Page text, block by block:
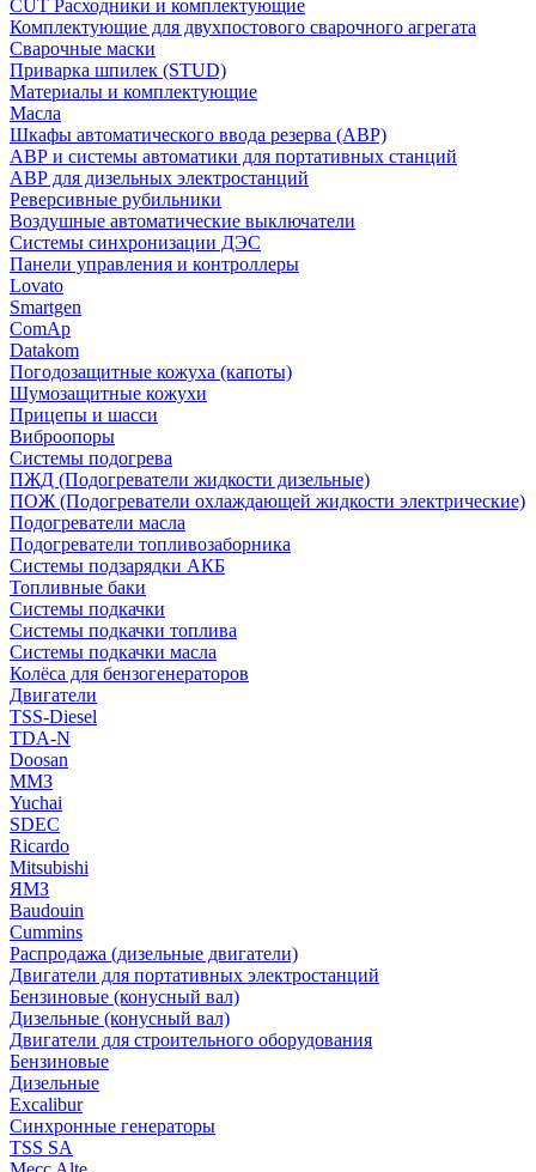
CUT Расходники и комплектующие
Комплектующие для двухпостового сварочного агрегата
Сварочные маски
Приварка шпилек (STUD)
Материалы и комплектующие
Масла
Шкафы автоматического ввода резерва (АВР)
АВР и системы автоматики для портативных станций
АВР для дизельных электростанций
Реверсивные рубильники
Воздушные автоматические выключатели
Системы синхронизации ДЭС
Панели управления и контроллеры
Lovato
Smartgen
ComAp
Datakom
Погодозащитные кожуха (капоты)
Шумозащитные кожухи
Прицепы и шасси
Виброопоры
Системы подогрева
ПЖД (Подогреватели жидкости дизельные)
ПОЖ (Подогреватели охлаждающей жидкости электрические)
Подогреватели масла
Подогреватели топливозаборника
Системы подзарядки АКБ
Топливные баки
Системы подкачки
Системы подкачки топлива
Системы подкачки масла
Колёса для бензогенераторов
Двигатели
TSS-Diesel
TDA-N
Doosan
ММЗ
Yuchai
SDEC
Ricardo
Mitsubishi
ЯМЗ
Baudouin
Cummins
Распродажа (дизельные двигатели)
Двигатели для портативных электростанций
Бензиновые (конусный вал)
Дизельные (конусный вал)
Двигатели для строительного оборудования
Бензиновые
Дизельные
Excalibur
Синхронные генераторы
TSS SA